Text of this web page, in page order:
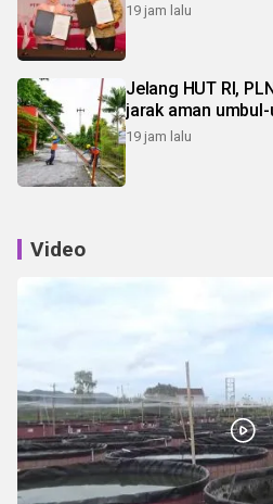
19 jam lalu
Jelang HUT RI,
jarak aman
19 jam lalu
Video